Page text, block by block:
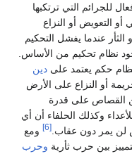
للجرائم التي ترتكبها
التعويض أو النزاع
عندما يفشل التحكيم
نظام تحكيم من الأساس.
حكم يعتمد على دين
أو النزاع على الأرض
القصاص على قدرة
وكذلك الحلفاء أن أي
لن يمر دون عقاب. [6]
ومع
بين حرب ثأرية وحرب